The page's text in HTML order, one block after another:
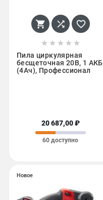
  
    
Пила циркулярная
бесщеточная 20В, 1 АКБ
(4Ач), Профессионал
20 687,00 ₽
60 доступно
Новое